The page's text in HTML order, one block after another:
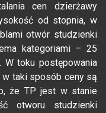
cen dzierżawy
od stopnia, w
otwór studzienki
kategoriami – 25
toku postępowania
w taki sposób ceny są
że TP jest w stanie
otworu studzienki